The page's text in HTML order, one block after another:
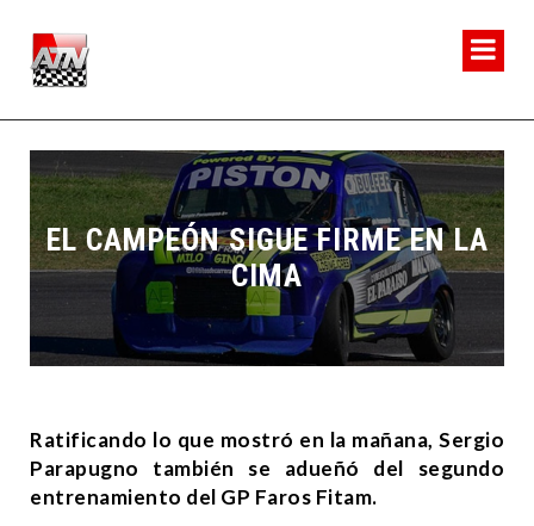
EL CAMPEÓN SIGUE FIRME EN LA
CIMA
Ratificando lo que mostró en la mañana, Sergio
Parapugno también se adueñó del segundo
entrenamiento del GP Faros Fitam.